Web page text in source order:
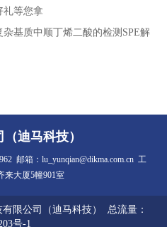
等您拿
基质中顺丁烯二酸的检测SPE解
迪马科技）
邮箱：lu_yunqian@dikma.com.cn 工
来大厦5幢901室
限公司（迪马科技） 总流量：
号-1